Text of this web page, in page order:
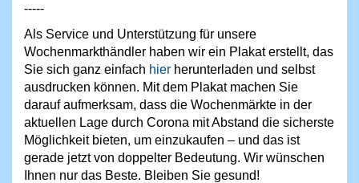
-----
Als Service und Unterstützung für unsere
Wochenmarkthändler haben wir ein Plakat erstellt, das
Sie sich ganz einfach hier herunterladen und selbst
ausdrucken können. Mit dem Plakat machen Sie
darauf aufmerksam, dass die Wochenmärkte in der
aktuellen Lage durch Corona mit Abstand die sicherste
Möglichkeit bieten, um einzukaufen – und das ist
gerade jetzt von doppelter Bedeutung. Wir wünschen
Ihnen nur das Beste. Bleiben Sie gesund!